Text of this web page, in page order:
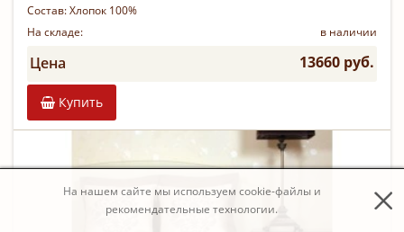
Состав:Хлопок 100%
На складе:
в наличии
Цена 13660 руб.
Купить
На нашем сайте мы используем cookie-файлы и
рекомендательные технологии.